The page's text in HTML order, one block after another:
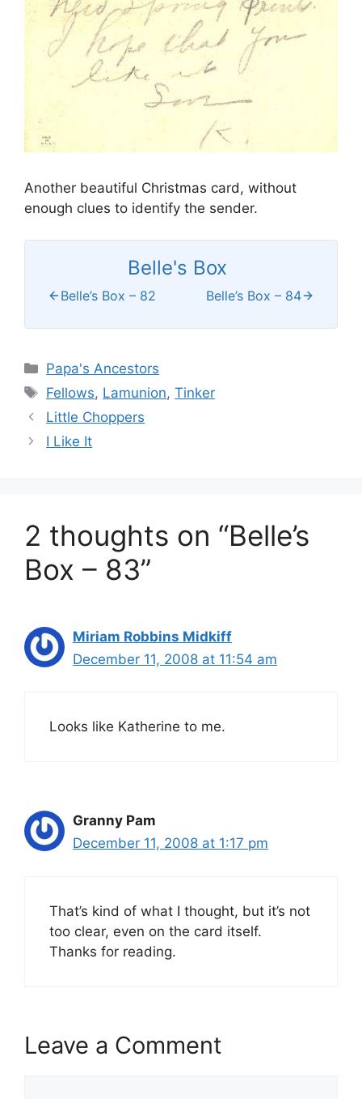
Another beautiful Christmas card, without
enough clues to identify the sender.
Belle's Box
Belle’s Box – 82 Belle’s Box – 84
Categories
Papa's Ancestors
Tags
Fellows, Lamunion,Tinker
Little Choppers
I Like It
2 thoughts on “Belle’s
Box – 83”
Miriam Robbins Midkiff
December 11, 2008 at 11:54 am
Looks like Katherine to me.
Granny Pam
December 11, 2008 at 1:17 pm
That’s kind of what I thought, but it’s not
too clear, even on the card itself.
Thanks for reading.
Leave a Comment